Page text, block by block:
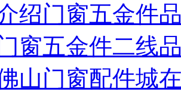
绍门窗五金件
窗五金件二线
山门窗配件城